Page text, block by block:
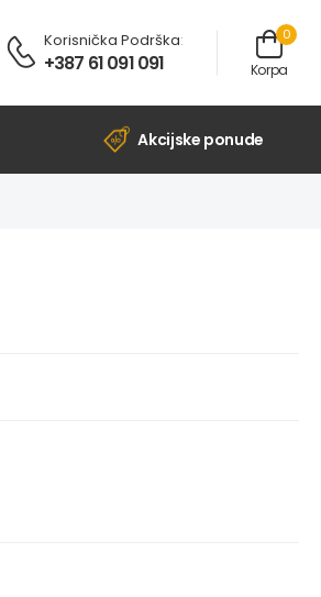
Korisnička Podrška:
+387 61 091 091
0
Korpa
Akcijske ponude